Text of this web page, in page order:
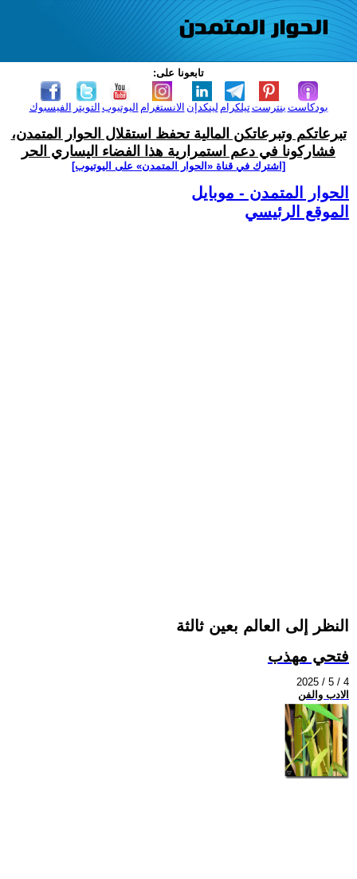
تابعونا على:
الفيسبوك التويتر اليوتيوب الانستغرام لينكدإن تيلكرامبنترست بودكاست
تبرعاتكم وتبرعاتكن المالية تحفظ استقلال الحوار المتمدن،
فشاركونا في دعم استمرارية هذا الفضاء اليساري الحر
[اشترك في قناة ‫«الحوار المتمدن» على اليوتيوب]
الحوار المتمدن - موبايل
الموقع الرئيسي
النظر إلى العالم بعين ثالثة
فتحي مهذب
2025 / 5 / 4
الادب والفن